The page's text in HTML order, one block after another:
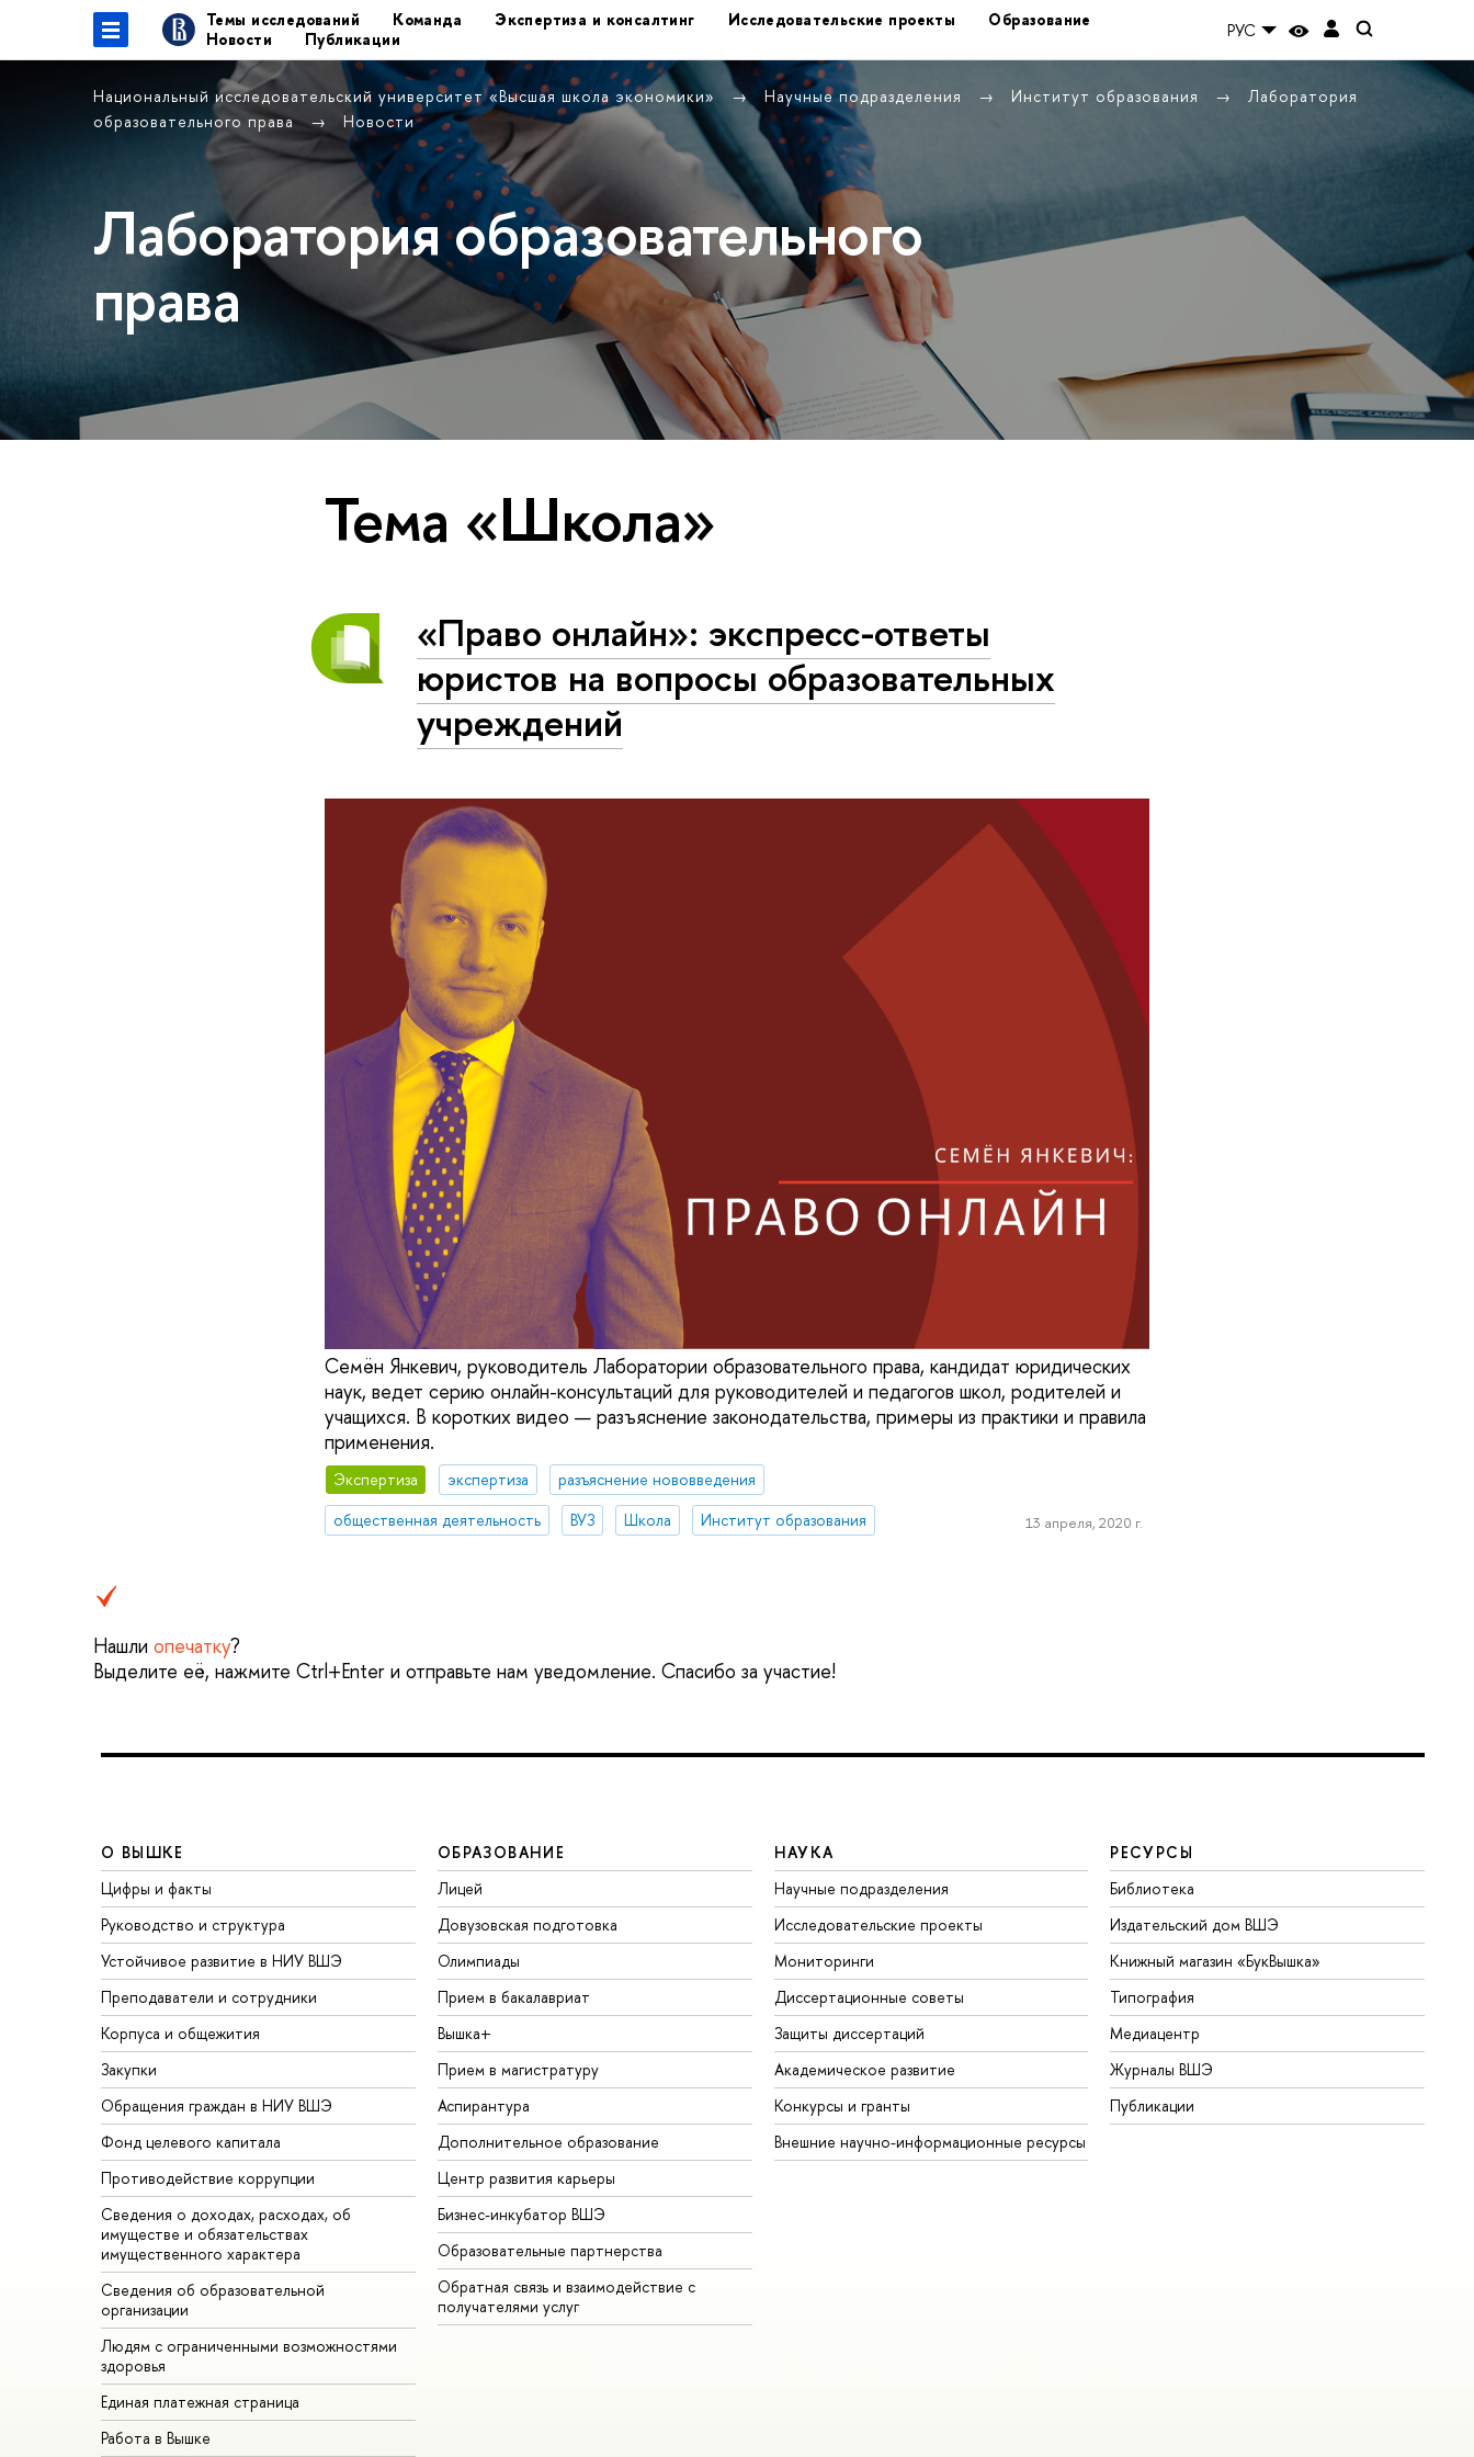
Темы исследований Команда Экспертиза и консалтинг Исследовательские проекты
Образование
Новости
Публикации РУС
Национальный исследовательский университет «Высшая школа экономики» Научные подразделения Институт образования
Лаборатория
образовательного права
Новости
Лаборатория образовательного
права
Тема «Школа»
«Право онлайн»: экспресс-ответы
юристов на вопросы образовательных
учреждений
Семён Янкевич, руководитель Лаборатории образовательного права, кандидат юридических
наук, ведет серию онлайн-консультаций для руководителей и педагогов школ, родителей и
учащихся. В коротких видео — разъяснение законодательства, примеры из практики и правила
применения.
Экспертиза экспертиза
разъяснение нововведения
общественная деятельность
ВУЗ Школа Институт образования 13 апреля, 2020 г.
Нашли опечатку?
Выделите её, нажмите Ctrl+Enter и отправьте нам уведомление. Спасибо за участие!
О ВЫШКЕ
Цифры и факты
Руководство и структура
Устойчивое развитие в НИУ ВШЭ
Преподаватели и сотрудники
Корпуса и общежития
Закупки
Обращения граждан в НИУ ВШЭ
Фонд целевого капитала
Противодействие коррупции
Сведения о доходах, расходах, об
имуществе и обязательствах
имущественного характера
Сведения об образовательной
организации
Людям с ограниченными возможностями
здоровья
Единая платежная страница
Работа в Вышке
ОБРАЗОВАНИЕ
Лицей
Довузовская подготовка
Олимпиады
Прием в бакалавриат
Вышка+
Прием в магистратуру
Аспирантура
Дополнительное образование
Центр развития карьеры
Бизнес-инкубатор ВШЭ
Образовательные партнерства
Обратная связь и взаимодействие с
получателями услуг
НАУКА
Научные подразделения
Исследовательские проекты
Мониторинги
Диссертационные советы
Защиты диссертаций
Академическое развитие
Конкурсы и гранты
Внешние научно-информационные ресурсы
РЕСУРСЫ
Библиотека
Издательский дом ВШЭ
Книжный магазин «БукВышка»
Типография
Медиацентр
Журналы ВШЭ
Публикации